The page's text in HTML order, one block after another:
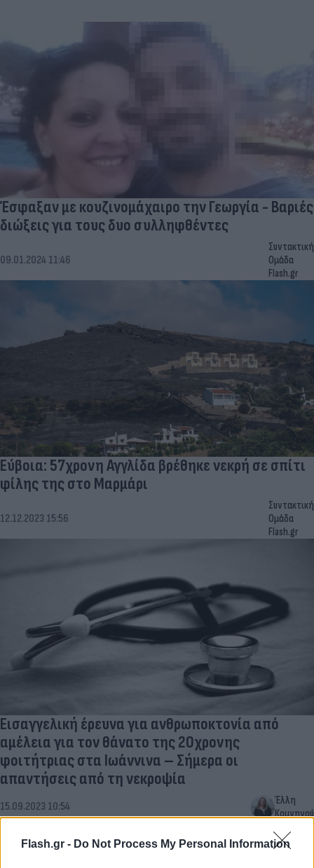
Flash.gr - Do Not Process My Personal Information
Έσφαξαν με κουζινομάχαιρο την Γεωργία - Βαριές
διώξεις για τους δυο συλληφθέντες
09.01.2024 11:46
Συντακτική
Ομάδα
Flash.gr
Εύβοια: 57χρονη Αγγλίδα βρέθηκε νεκρή σε σπίτι
φίλης της στο Μαρμάρι
12.12.2023 15:56
Συντακτική
Ομάδα
Flash.gr
Εισαγγελική έρευνα για ανθρωποκτονία από
αμέλεια για τον θάνατο της 20χρονης
φοιτήτριας στα Ιωάννινα – Σήμερα οι
απαντήσεις από τη νεκροψία
15.09.2023 10:54
Έλλη
Κομνηνού